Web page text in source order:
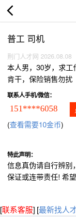
普工 司机
荆门人才网 2026.08.08
本人男，30岁，求
肯干，保险销售勿扰
联系人手机/微信：
151****6058
(查看需要10金币)
特此声明：
信息真伪请自行辨别
保证或连带责任! 希
[联系客服] [最新找人